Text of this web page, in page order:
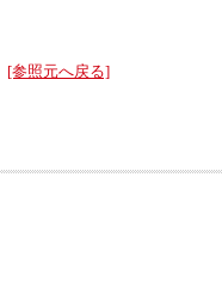
[参照元へ戻る]